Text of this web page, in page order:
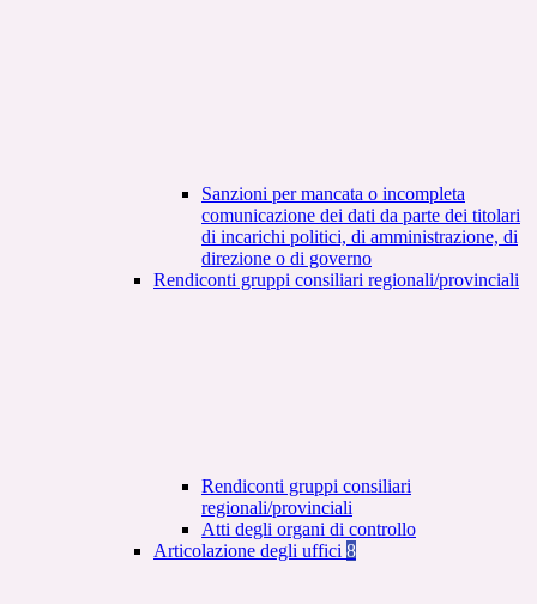
Sanzioni per mancata o incompleta
comunicazione dei dati da parte dei titolari
di incarichi politici, di amministrazione, di
direzione o di governo
Rendiconti gruppi consiliari regionali/provinciali
Rendiconti gruppi consiliari
regionali/provinciali
Atti degli organi di controllo
Articolazione degli uffici 8